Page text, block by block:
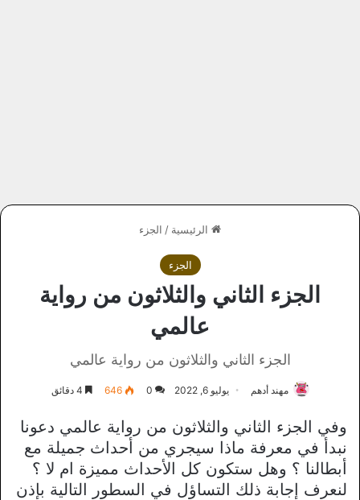
الرئيسية / الجزء
الجزء
الجزء الثاني والثلاثون من رواية
عالمي
الجزء الثاني والثلاثون من رواية عالمي
مهند أدهم يوليو 6, 2022 0
646
وفي الجزء الثاني والثلاثون من رواية عالمي دعونا
نبدأ في معرفة ماذا سيجري من أحداث جميلة مع
أبطالنا ؟ وهل ستكون كل الأحداث مميزة ام لا ؟
لنعرف إجابة ذلك التساؤل في السطور التالية بإذن